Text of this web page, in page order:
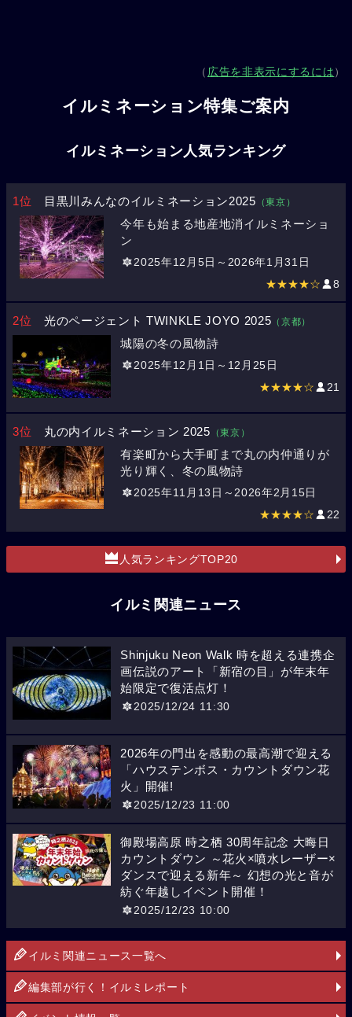
（ 広告を非表示にするには ）
イルミネーション特集ご案内
イルミネーション人気ランキング
1位 目黒川みんなのイルミネーション2025 （東京）
今年も始まる地産地消イルミネーショ
ン
2025年12月5日～2026年1月31日
★★★★☆ 8
2位 光のページェント TWINKLE JOYO 2025 （京都）
城陽の冬の風物詩
2025年12月1日～12月25日
★★★★☆ 21
3位 丸の内イルミネーション 2025 （東京）
有楽町から大手町まで丸の内仲通りが
光り輝く、冬の風物詩
2025年11月13日～2026年2月15日
★★★★☆ 22
人気ランキングTOP20
イルミ関連ニュース
Shinjuku Neon Walk 時を超える連携企
画伝説のアート「新宿の目」が年末年
始限定で復活点灯！
2025/12/24 11:30
2026年の門出を感動の最高潮で迎える
「ハウステンボス・カウントダウン花
火」開催!
2025/12/23 11:00
御殿場高原 時之栖 30周年記念 大晦日
カウントダウン ～花火×噴水レーザー×
ダンスで迎える新年～ 幻想の光と音が
紡ぐ年越しイベント開催！
2025/12/23 10:00
イルミ関連ニュース一覧へ
編集部が行く！イルミレポート